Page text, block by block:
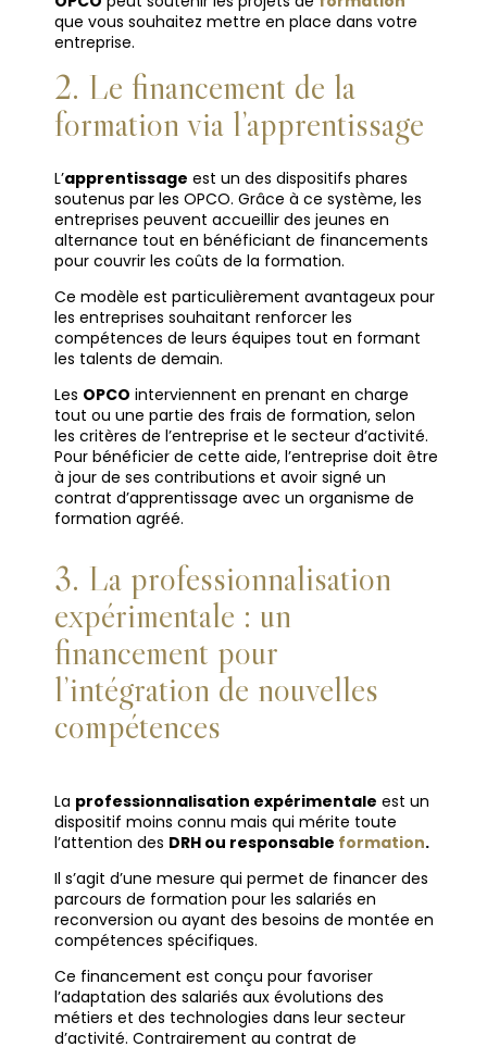
que vous souhaitez mettre en place dans votre
entreprise.
2. Le financement de la
formation via l’apprentissage
L’apprentissage est un des dispositifs phares
soutenus par les OPCO. Grâce à ce système, les
entreprises peuvent accueillir des jeunes en
alternance tout en bénéficiant de financements
pour couvrir les coûts de la formation.
Ce modèle est particulièrement avantageux pour
les entreprises souhaitant renforcer les
compétences de leurs équipes tout en formant
les talents de demain.
Les OPCO interviennent en prenant en charge
tout ou une partie des frais de formation, selon
les critères de l’entreprise et le secteur d’activité.
Pour bénéficier de cette aide, l’entreprise doit être
à jour de ses contributions et avoir signé un
contrat d’apprentissage avec un organisme de
formation agréé.
3. La professionnalisation
expérimentale : un
financement pour
l’intégration de nouvelles
compétences
La professionnalisation expérimentale est un
dispositif moins connu mais qui mérite toute
l’attention des DRH ou responsable formation.
Il s’agit d’une mesure qui permet de financer des
parcours de formation pour les salariés en
reconversion ou ayant des besoins de montée en
compétences spécifiques.
Ce financement est conçu pour favoriser
l’adaptation des salariés aux évolutions des
métiers et des technologies dans leur secteur
d’activité. Contrairement au contrat de